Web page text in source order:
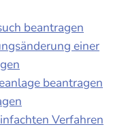
beantragen
einer
beantragen
Verfahren